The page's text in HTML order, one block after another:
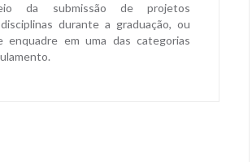
da submissão de projetos
durante a graduação, ou
enquadre em uma das categorias